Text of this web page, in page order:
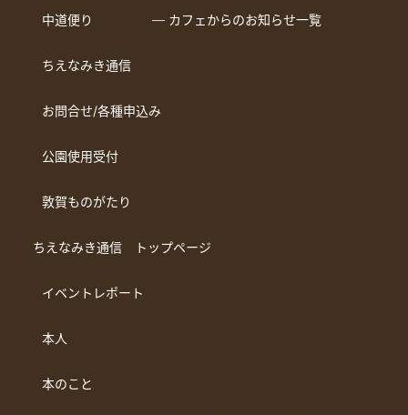
中道便り ― カフェからのお知らせ一覧
ちえなみき通信
お問合せ/各種申込み
公園使用受付
敦賀ものがたり
ちえなみき通信 トップページ
イベントレポート
本人
本のこと